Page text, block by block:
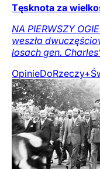
Tęsknota za
NA PIERWSZY
weszła
losach gen.
OpinieDoRzeczy+